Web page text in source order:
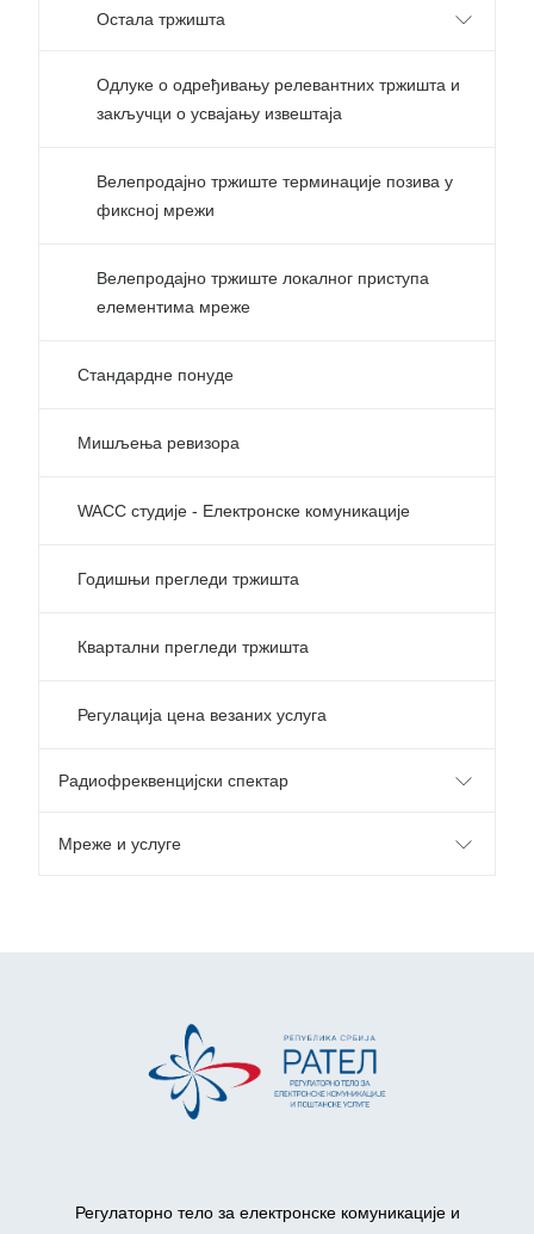
Остала тржишта
Одлуке о одређивању релевантних тржишта и
закључци о усвајању извештаја
Велепродајно тржиште терминације позива у
фиксној мрежи
Велепродајно тржиште локалног приступа
елементима мреже
Стандардне понуде
Мишљења ревизора
WACC студије - Електронске комуникације
Годишњи прегледи тржишта
Квартални прегледи тржишта
Регулација цена везаних услуга
Радиофреквенцијски спектар
Мреже и услуге
Регулаторно тело за електронске комуникације и